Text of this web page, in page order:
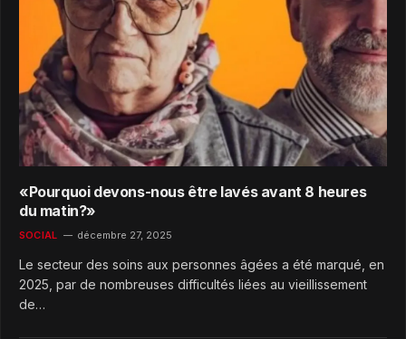
«Pourquoi devons-nous être lavés avant 8 heures
du matin?»
SOCIAL décembre 27, 2025
Le secteur des soins aux personnes âgées a été marqué, en
2025, par de nombreuses difficultés liées au vieillissement
de…